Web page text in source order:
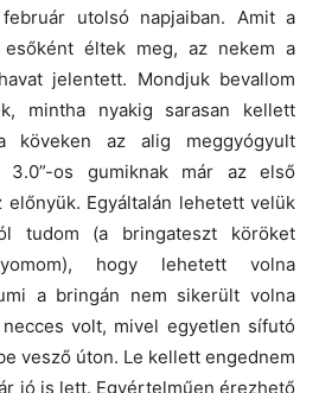
utolsó napjaiban. Amit a
esőként éltek meg, az nekem a
jelentett. Mondjuk bevallom
mintha nyakig sarasan kellett
köveken az alig meggyógyult
3.0”-os gumiknak már az első
előnyük. Egyáltalán lehetett velük
tudom (a bringateszt köröket
hogy lehetett volna
a bringán nem sikerült volna
volt, mivel egyetlen sífutó
vesző úton. Le kellett engednem
jó is lett. Egyértelműen érezhető